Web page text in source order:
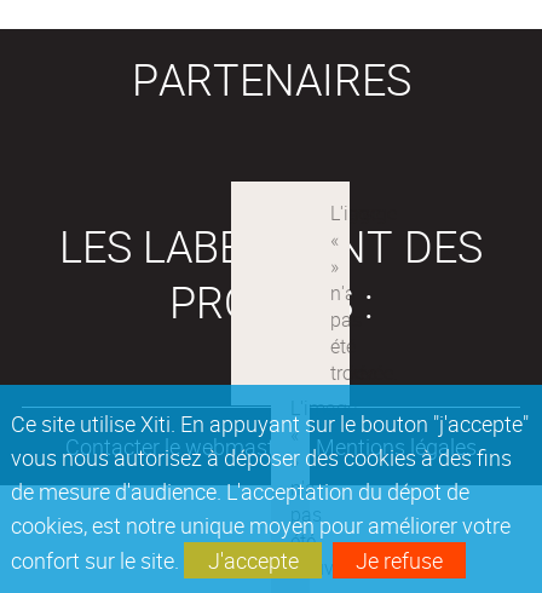
Ce site utilise Xiti. En appuyant sur le bouton "j'accepte"
vous nous autorisez à déposer des cookies à des fins
de mesure d'audience. L'acceptation du dépot de
cookies, est notre unique moyen pour améliorer votre
confort sur le site.
J'accepte Je refuse
PARTENAIRES
LES LABEX SONT DES
PROJETS :
Contacter le webmaster Mentions légales